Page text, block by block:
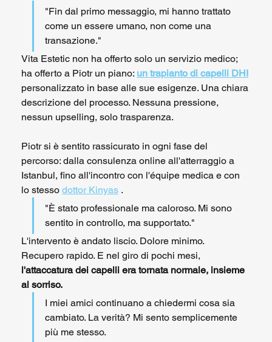
"Fin dal primo messaggio, mi hanno trattato
come un essere umano, non come una
transazione."
Vita Estetic non ha offerto solo un servizio medico;
ha offerto a Piotr un piano: un trapianto di capelli DHI
personalizzato in base alle sue esigenze. Una chiara
descrizione del processo. Nessuna pressione,
nessun upselling, solo trasparenza.
Piotr si è sentito rassicurato in ogni fase del
percorso: dalla consulenza online all'atterraggio a
Istanbul, fino all'incontro con l'équipe medica e con
lo stesso dottor Kinyas .
"È stato professionale ma caloroso. Mi sono
sentito in controllo, ma supportato."
L'intervento è andato liscio. Dolore minimo.
Recupero rapido. E nel giro di pochi mesi,
l'attaccatura dei capelli era tornata normale, insieme
al sorriso.
I miei amici continuano a chiedermi cosa sia
cambiato. La verità? Mi sento semplicemente
più me stesso.